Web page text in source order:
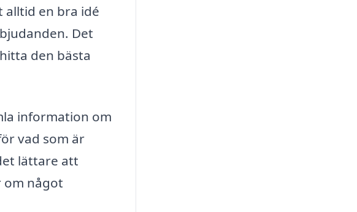
en bra idé
Det
den bästa
information om
vad som är
lättare att
om något